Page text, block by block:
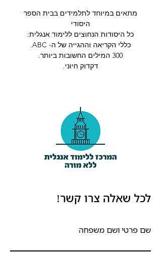
מתאים במיוחד לתלמידים בבית הספר
היסודי
כל היסודות הנחוצים ללימוד אנגלית:
כללי הקריאה וההגייה של ה- ABC.
300 המילים החשובות ביותר.
דקדוק חיוני.
לכל שאלה צרו קשר!
שם פרטי ושם משפחה